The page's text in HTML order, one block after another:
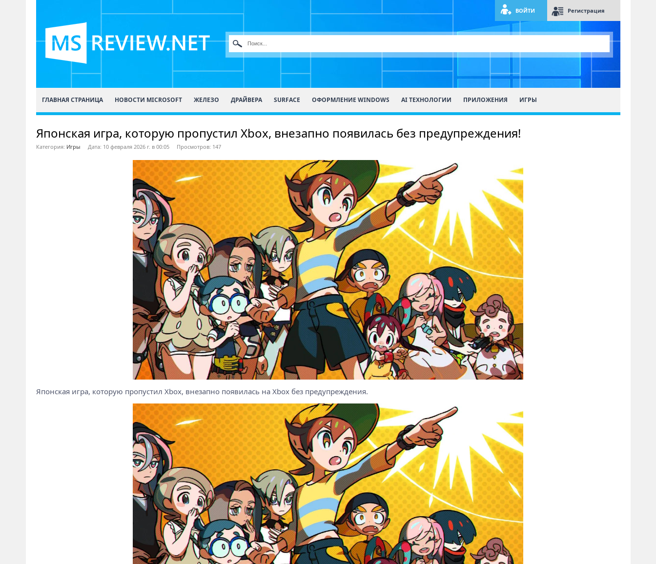
ВОЙТИ Регистрация
ГЛАВНАЯ СТРАНИЦА НОВОСТИ MICROSOFT ЖЕЛЕЗО ДРАЙВЕРА SURFACE ОФОРМЛЕНИЕ WINDOWS AI ТЕХНОЛОГИИ ПРИЛОЖЕНИЯ ИГРЫ
Японская игра, которую пропустил Xbox, внезапно появилась без предупреждения!
Категория: Игры Дата: 10 февраля 2026 г. в 00:05 Просмотров: 147
Японская игра, которую пропустил Xbox, внезапно появилась на Xbox без предупреждения.